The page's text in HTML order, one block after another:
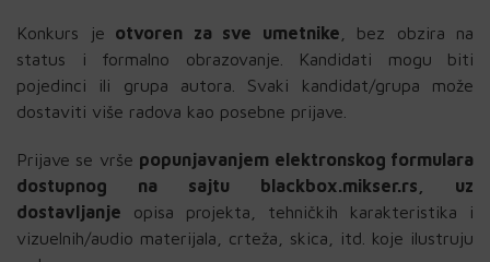
Konkurs je otvoren za sve umetnike , bez obzira na
status i formalno obrazovanje. Kandidati mogu biti
pojedinci ili grupa autora. Svaki kandidat/grupa može
dostaviti više radova kao posebne prijave.
Prijave se vrše popunjavanjem elektronskog formulara
dostupnog na sajtu blackbox.mikser.rs, uz
dostavljanje opisa projekta, tehničkih karakteristika i
vizuelnih/audio materijala, crteža, skica, itd. koje ilustruju